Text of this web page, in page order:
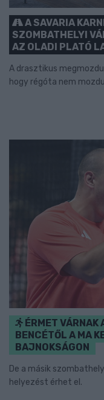
A SAVARIA
SZOMBATHELYI
AZ OLADI PLATÓ
A drasztikus
hogy régóta nem
ÉRMET
BENCÉTŐL A MA
BAJNOKSÁGON
De a másik
helyezést érhet el.